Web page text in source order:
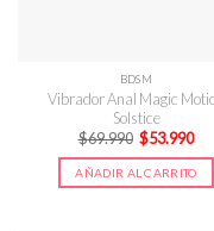
BDSM
Vibrador Anal Magic
Solstice
$69.990 El
precio
original
era:
$69.990.
$53.990El
es:
AÑADIR AL CARRITO